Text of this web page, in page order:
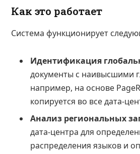
Как это работает
Система функционирует
Идентификация
документы с наивысшими
например, на основе
копируется во все дата-
Анализ региональных
дата-центра для
распределения языков и